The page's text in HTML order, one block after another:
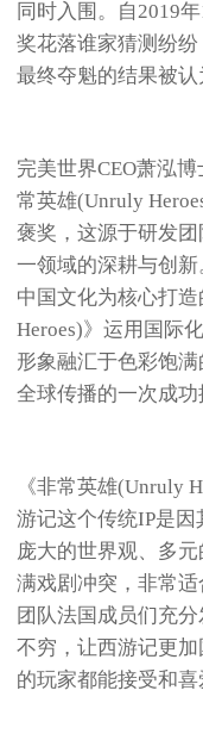
同时入围。自2019
奖花落谁家猜测纷纷
最终夺魁的结果被认
完美世界CEO萧泓
常英雄(Unruly
褒奖，这源于研发
一领域的深耕与创
中国文化为核心打
Heroes)》运用国际
形象融汇于色彩饱
全球传播的一次成功
《非常英雄(Unruly
游记这个传统IP是
庞大的世界观、多
满戏剧冲突，非常适
团队法国成员们充
不穷，让西游记更
的玩家都能接受和喜